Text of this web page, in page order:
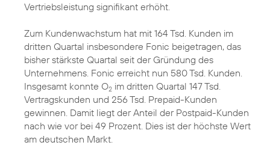
Vertriebsleistung signifikant erhöht.
Zum Kundenwachstum hat mit 164 Tsd. Kunden im
dritten Quartal insbesondere Fonic beigetragen, das
bisher stärkste Quartal seit der Gründung des
Unternehmens. Fonic erreicht nun 580 Tsd. Kunden.
Insgesamt konnte O2 im dritten Quartal 147 Tsd.
Vertragskunden und 256 Tsd. Prepaid-Kunden
gewinnen. Damit liegt der Anteil der Postpaid-Kunden
nach wie vor bei 49 Prozent. Dies ist der höchste Wert
am deutschen Markt.